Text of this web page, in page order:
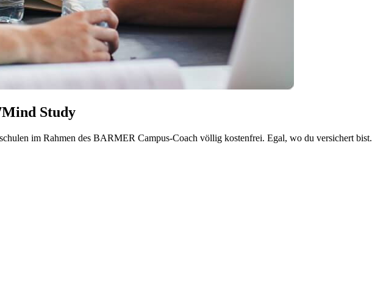
Study
im Rahmen des BARMER Campus-Coach völlig kostenfrei. Egal, wo du versichert bist.